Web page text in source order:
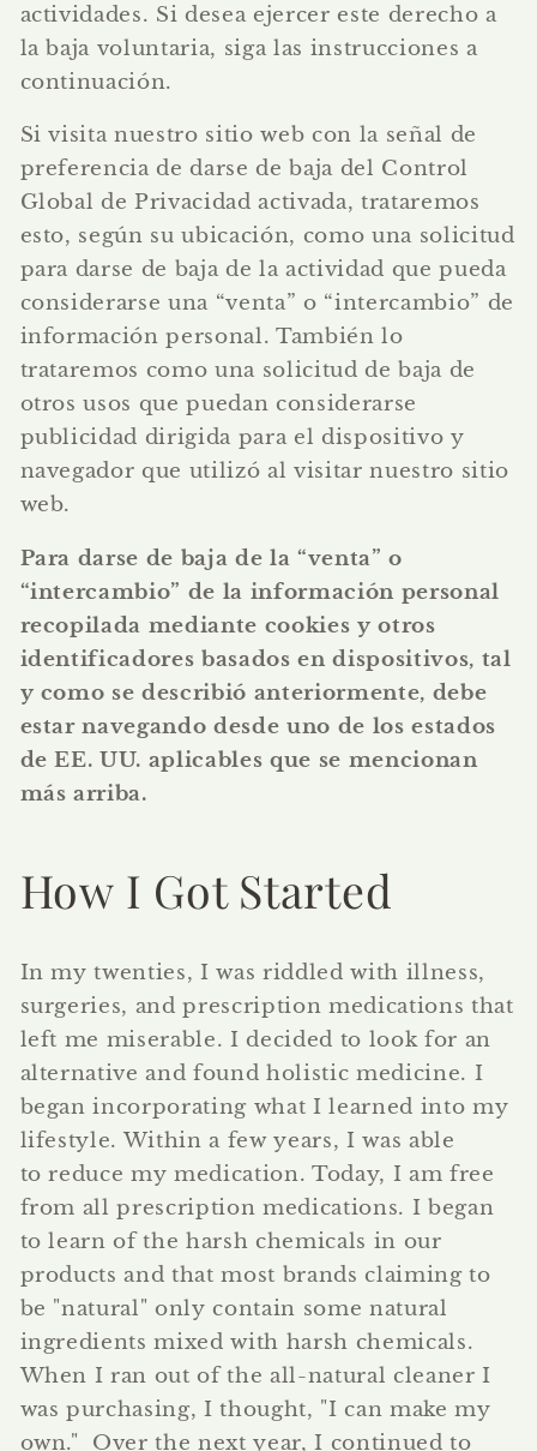
actividades. Si desea ejercer este derecho a
la baja voluntaria, siga las instrucciones a
continuación.
Si visita nuestro sitio web con la señal de
preferencia de darse de baja del Control
Global de Privacidad activada, trataremos
esto, según su ubicación, como una solicitud
para darse de baja de la actividad que pueda
considerarse una “venta” o “intercambio” de
información personal. También lo
trataremos como una solicitud de baja de
otros usos que puedan considerarse
publicidad dirigida para el dispositivo y
navegador que utilizó al visitar nuestro sitio
web.
Para darse de baja de la “venta” o
“intercambio” de la información personal
recopilada mediante cookies y otros
identificadores basados en dispositivos, tal
y como se describió anteriormente, debe
estar navegando desde uno de los estados
de EE. UU. aplicables que se mencionan
más arriba.
How I Got Started
In my twenties, I was riddled with illness,
surgeries, and prescription medications that
left me miserable. I decided to look for an
alternative and found holistic medicine. I
began incorporating what I learned into my
lifestyle. Within a few years, I was able
to reduce my medication. Today, I am free
from all prescription medications. I began
to learn of the harsh chemicals in our
products and that most brands claiming to
be "natural" only contain some natural
ingredients mixed with harsh chemicals.
When I ran out of the all-natural cleaner I
was purchasing, I thought, "I can make my
own." Over the next year, I continued to